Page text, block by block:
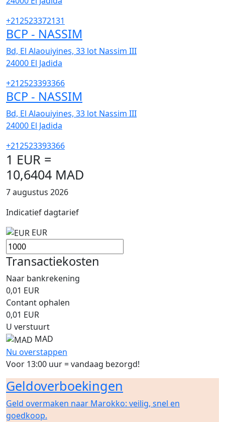
+212523372131
BCP - NASSIM
Bd, El Alaouiyines, 33 lot Nassim III
24000 El Jadida
+212523393366
BCP - NASSIM
Bd, El Alaouiyines, 33 lot Nassim III
24000 El Jadida
+212523393366
1 EUR =
10,6404 MAD
7 augustus 2026
Indicatief dagtarief
EUR
Transactiekosten
Naar bankrekening
0,01 EUR
Contant ophalen
0,01 EUR
U verstuurt
MAD
Nu overstappen
Voor 13:00 uur = vandaag bezorgd!
Geldoverboekingen
Geld overmaken naar Marokko: veilig, snel en
goedkoop.